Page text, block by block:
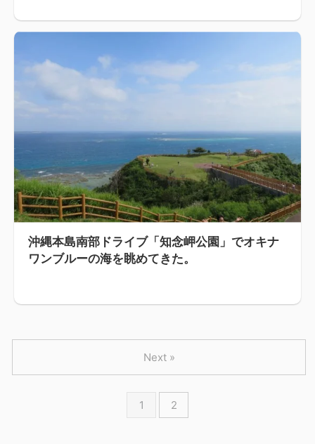
沖縄本島南部ドライブ「知念岬公園」でオキナ
ワンブルーの海を眺めてきた。
1 2
Next »